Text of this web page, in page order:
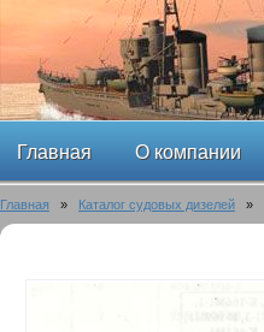
Главная О компании
Главная » Каталог судовых дизелей »